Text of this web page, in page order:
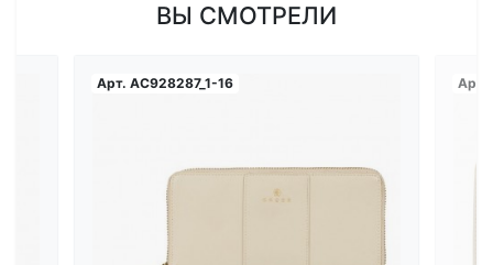
ВЫ СМОТРЕЛИ
Арт. AC928287_1-16 Арт.